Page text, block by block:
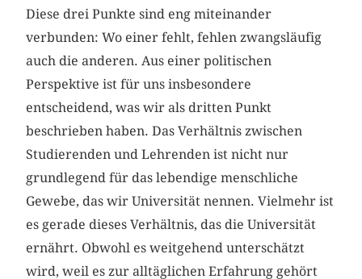
Diese drei Punkte sind eng miteinander
verbunden: Wo einer fehlt, fehlen zwangsläufig
auch die anderen. Aus einer politischen
Perspektive ist für uns insbesondere
entscheidend, was wir als dritten Punkt
beschrieben haben. Das Verhältnis zwischen
Studierenden und Lehrenden ist nicht nur
grundlegend für das lebendige menschliche
Gewebe, das wir Universität nennen. Vielmehr ist
es gerade dieses Verhältnis, das die Universität
ernährt. Obwohl es weitgehend unterschätzt
wird, weil es zur alltäglichen Erfahrung gehört